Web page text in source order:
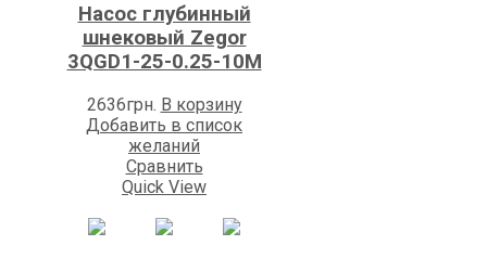
Насос глубинный
шнековый Zegor
3QGD1-25-0.25-10M
2636грн. В корзину
Добавить в список
желаний
Сравнить
Quick View